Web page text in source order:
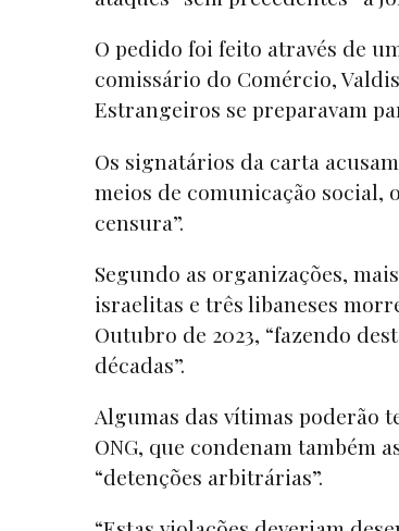
O pedido foi feito através de
comissário do Comércio,
Estrangeiros se preparavam
Os signatários da carta
meios de comunicação social,
censura”.
Segundo as organizações,
israelitas e três libaneses
Outubro de 2023, “fazendo
décadas”.
Algumas das vítimas poderão
ONG, que condenam também
“detenções arbitrárias”.